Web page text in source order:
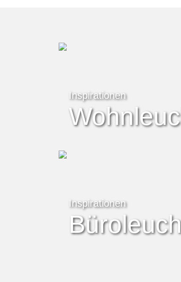
Inspirationen
Inspirationen